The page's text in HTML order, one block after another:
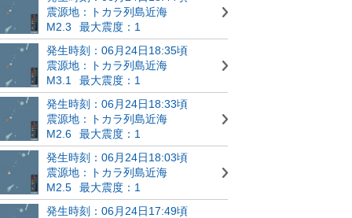
震源地：トカラ列島近海
M2.3
最大震度：1
発生時刻：06月24日18:35頃
震源地：トカラ列島近海
M3.1
最大震度：1
発生時刻：06月24日18:33頃
震源地：トカラ列島近海
M2.6
最大震度：1
発生時刻：06月24日18:03頃
震源地：トカラ列島近海
M2.5
最大震度：1
発生時刻：06月24日17:49頃